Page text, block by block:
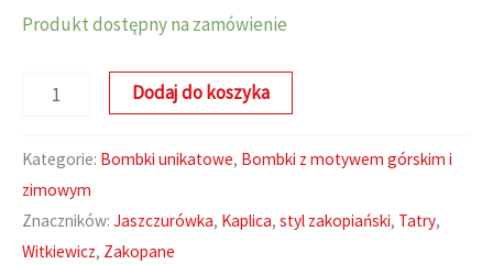
Produkt dostępny na zamówienie
ilość
w
Jaszczurówce
-
10
Dodaj do koszyka
Kategorie: Bombki unikatowe, Bombki z motywem górskim i
zimowym
Znaczników: Jaszczurówka, Kaplica, styl zakopiański, Tatry,
Witkiewicz, Zakopane